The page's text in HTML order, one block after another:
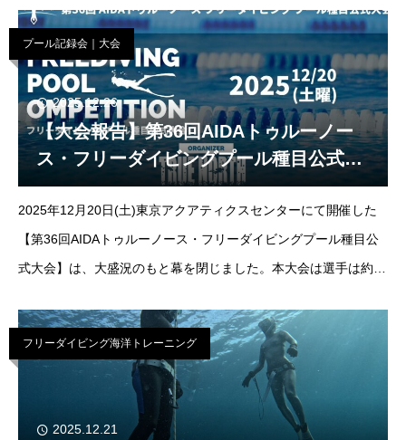
ただきました
プール記録会｜大会
2025.12.26
【大会報告】第36回AIDAトゥルーノー
ス・フリーダイビングプール種目公式大
会
2025年12月20日(土)東京アクアティクスセンターにて開催した
【第36回AIDAトゥルーノース・フリーダイビングプール種目公
式大会】は、大盛況のもと幕を閉じました。本大会は選手は約25
した。皆様日頃
フリーダイビング海洋トレーニング
2025.12.21